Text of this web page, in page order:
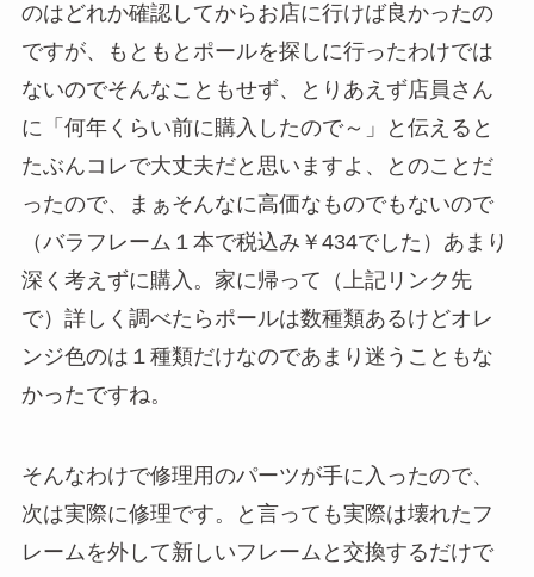
のはどれか確認してからお店に行けば良かったの
ですが、もともとポールを探しに行ったわけでは
ないのでそんなこともせず、とりあえず店員さん
に「何年くらい前に購入したので～」と伝えると
たぶんコレで大丈夫だと思いますよ、とのことだ
ったので、まぁそんなに高価なものでもないので
（バラフレーム１本で税込み￥434でした）あまり
深く考えずに購入。家に帰って（上記リンク先
で）詳しく調べたらポールは数種類あるけどオレ
ンジ色のは１種類だけなのであまり迷うこともな
かったですね。
そんなわけで修理用のパーツが手に入ったので、
次は実際に修理です。と言っても実際は壊れたフ
レームを外して新しいフレームと交換するだけで